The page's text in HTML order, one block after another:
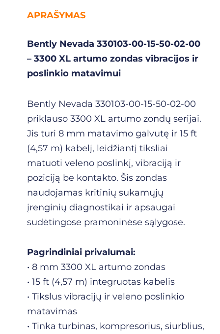
APRAŠYMAS
Bently Nevada 330103-00-15-50-02-00
– 3300 XL artumo zondas vibracijos ir
poslinkio matavimui
Bently Nevada 330103-00-15-50-02-00
priklauso 3300 XL artumo zondų serijai.
Jis turi 8 mm matavimo galvutę ir 15 ft
(4,57 m) kabelį, leidžiantį tiksliai
matuoti veleno poslinkį, vibraciją ir
poziciją be kontakto. Šis zondas
naudojamas kritinių sukamųjų
įrenginių diagnostikai ir apsaugai
sudėtingose pramoninėse sąlygose.
Pagrindiniai privalumai:
• 8 mm 3300 XL artumo zondas
• 15 ft (4,57 m) integruotas kabelis
• Tikslus vibracijų ir veleno poslinkio
matavimas
• Tinka turbinas, kompresorius, siurblius,